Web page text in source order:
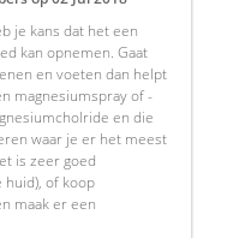
je kans dat het een
kan opnemen. Gaat
en voeten dan helpt
magnesiumspray of -
en die
waar je er het meest
is zeer goed
of koop
maak er een